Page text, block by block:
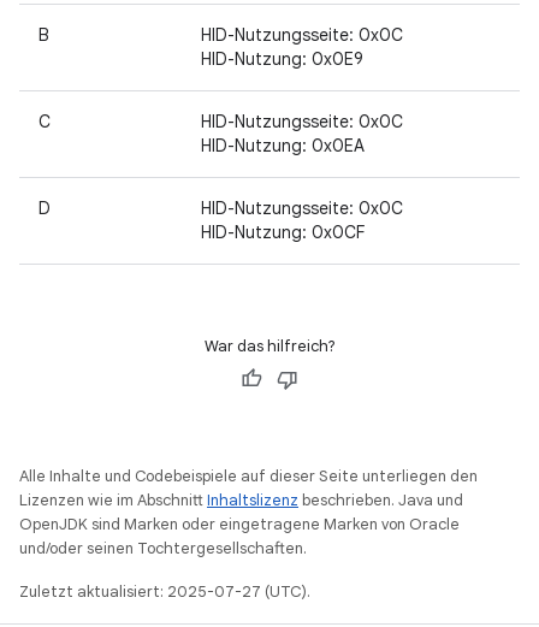
B
HID-Nutzungsseite: 0x0C
HID-Nutzung: 0x0E9
C
HID-Nutzungsseite: 0x0C
HID-Nutzung: 0x0EA
D
HID-Nutzungsseite: 0x0C
HID-Nutzung: 0x0CF
War das hilfreich?
Alle Inhalte und Codebeispiele auf dieser Seite unterliegen den
Lizenzen wie im AbschnittInhaltslizenz beschrieben. Java und
OpenJDK sind Marken oder eingetragene Marken von Oracle
und/oder seinen Tochtergesellschaften.
Zuletzt aktualisiert: 2025-07-27 (UTC).